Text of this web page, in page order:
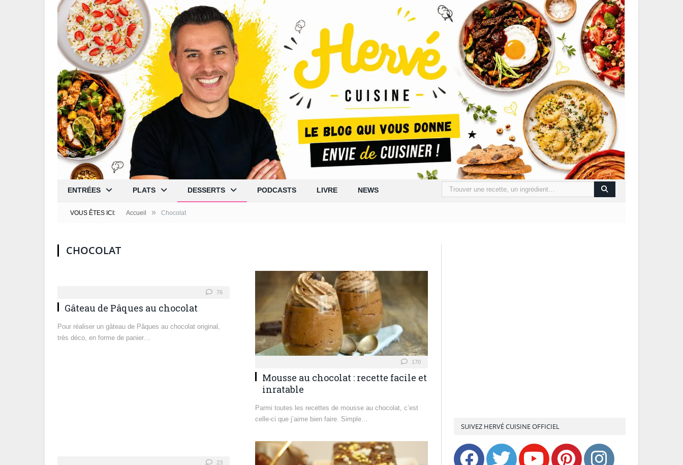
ENTRÉES PLATS DESSERTS PODCASTS LIVRE NEWS
VOUS ÊTES ICI: Accueil » Chocolat
CHOCOLAT
76
Gâteau de Pâques au chocolat
Pour réaliser un gâteau de Pâques au chocolat original,
très déco, en forme de panier…
170
Mousse au chocolat : recette facile et
inratable
Parmi toutes les recettes de mousse au chocolat, c’est
celle-ci que j’aime bien faire. Simple…
23
SUIVEZ HERVÉ CUISINE OFFICIEL